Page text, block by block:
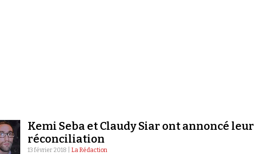
Kemi Seba et Claudy Siar ont annoncé leur
réconciliation
13 février 2018 | La Rédaction